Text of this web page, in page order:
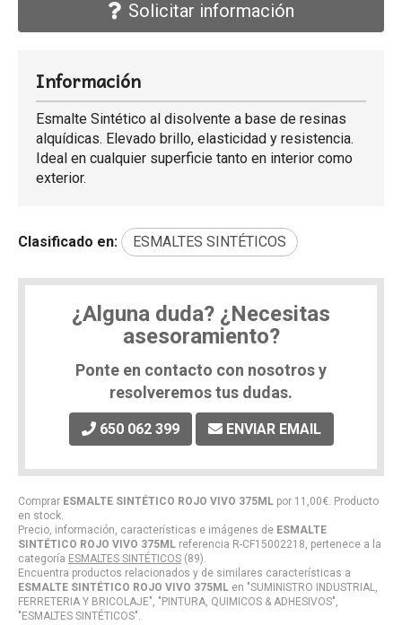
Solicitar información
Comprar ESMALTE SINTÉTICO ROJO VIVO 375ML por 11,00€. Producto
en stock.
Precio, información, características e imágenes de ESMALTE
SINTÉTICO ROJO VIVO 375ML referencia R-CF15002218, pertenece a la
categoría ESMALTES SINTÉTICOS (89).
Encuentra productos relacionados y de similares características a
ESMALTE SINTÉTICO ROJO VIVO 375ML en "SUMINISTRO INDUSTRIAL,
FERRETERIA Y BRICOLAJE", "PINTURA, QUIMICOS & ADHESIVOS",
"ESMALTES SINTÉTICOS".
Información
Esmalte Sintético al disolvente a base de resinas
alquídicas. Elevado brillo, elasticidad y resistencia.
Ideal en cualquier superficie tanto en interior como
exterior.
Clasificado en: ESMALTES SINTÉTICOS
¿Alguna duda? ¿Necesitas
asesoramiento?
Ponte en contacto con nosotros y
resolveremos tus dudas.
650 062 399 ENVIAR EMAIL